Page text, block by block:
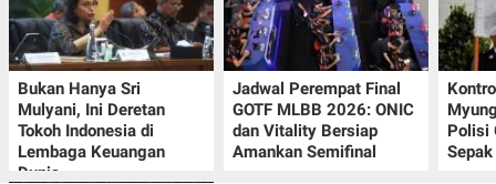
Bukan Hanya Sri
Mulyani, Ini Deretan
Tokoh Indonesia di
Lembaga Keuangan
Dunia
Jadwal Perempat Final
GOTF MLBB 2026: ONIC
dan Vitality Bersiap
Amankan Semifinal
Polisi